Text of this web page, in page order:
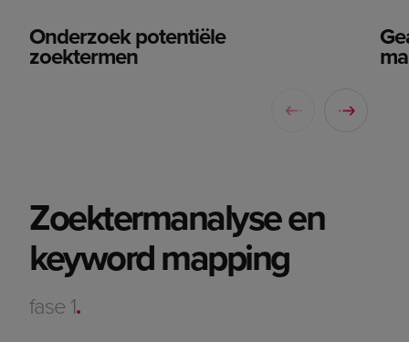
Onderzoek potentiële
zoektermen
Zoektermanalyse en
keyword mapping
fase 1.